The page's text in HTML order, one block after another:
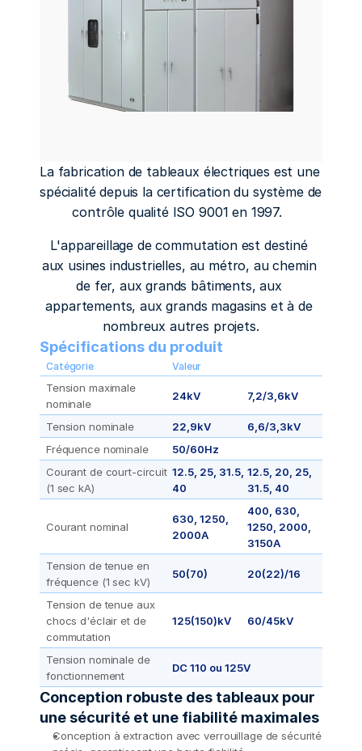
La fabrication de tableaux électriques est une
spécialité depuis la certification du système de
contrôle qualité ISO 9001 en 1997.
L'appareillage de commutation est destiné
aux usines industrielles, au métro, au chemin
de fer, aux grands bâtiments, aux
appartements, aux grands magasins et à de
nombreux autres projets.
Spécifications du produit
Catégorie Valeur
Tension maximale
nominale
24kV 7,2/3,6kV
Tension nominale 22,9kV
6,6/3,3kV
Fréquence nominale
50/60Hz
Courant de court-circuit
(1 sec kA)
12.5, 25, 31.5,
40
12.5, 20, 25,
31.5, 40
Courant nominal
630, 1250,
2000A
400, 630,
1250, 2000,
3150A
Tension de tenue en
fréquence (1 sec kV)
50(70) 20(22)/16
Tension de tenue aux
chocs d'éclair et de
commutation
125(150)kV 60/45kV
Tension nominale de
fonctionnement
DC 110 ou 125V
Conception robuste des tableaux pour
une sécurité et une fiabilité maximales
Conception à extraction avec verrouillage de sécurité